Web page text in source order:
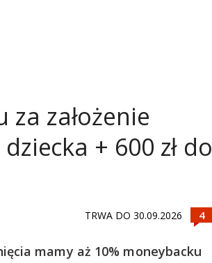
za założenie
+ 600 zł do
TRWA DO 30.09.2026
mamy aż 10% moneybacku